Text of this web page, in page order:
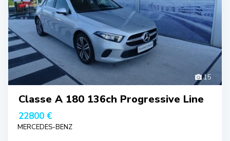
15
Classe A 180 136ch Progressive Line
22800 €
MERCEDES-BENZ